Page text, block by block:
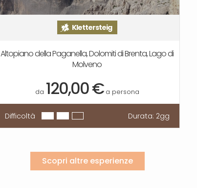
Klettersteig
Altopiano della Paganella, Dolomiti di Brenta, Lago di
Molveno
da 120,00 € a persona
Difficoltà Durata: 2gg
Scopri altre esperienze